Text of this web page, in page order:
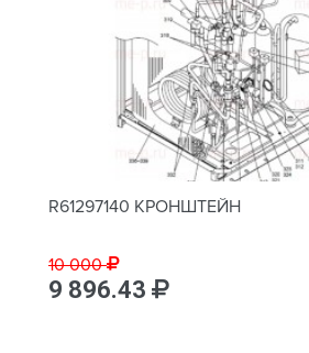
R61297140 КРОНШТЕЙН
10 000
9 896.43